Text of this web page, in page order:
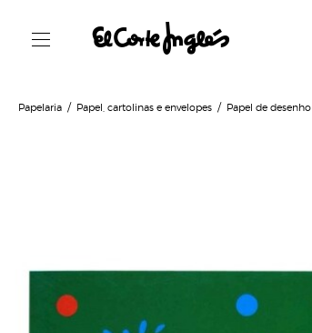
Papelaria Papel, cartolinas e envelopes Papel de desenho